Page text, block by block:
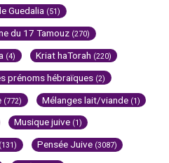
Guedalia (51)
du 17 Tamouz (270)
(4) Kriat haTorah (220)
prénoms hébraïques (2)
(772) Mélanges lait/viande (1)
Musique juive (1)
(131) Pensée Juive (3087)